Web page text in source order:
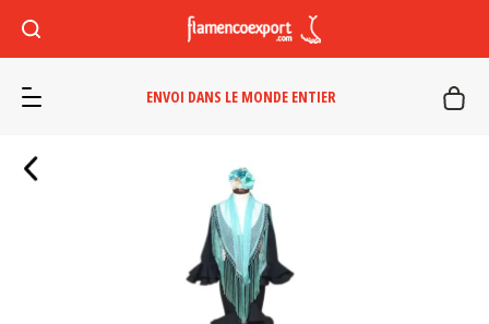
ENVOI DANS LE MONDE ENTIER